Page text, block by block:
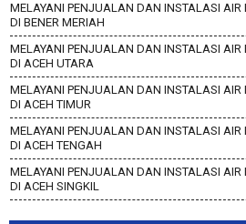
MELAYANI PENJUALAN DAN INSTALASI AIR
DI BENER MERIAH
MELAYANI PENJUALAN DAN INSTALASI AIR
DI ACEH UTARA
MELAYANI PENJUALAN DAN INSTALASI AIR
DI ACEH TIMUR
MELAYANI PENJUALAN DAN INSTALASI AIR
DI ACEH TENGAH
MELAYANI PENJUALAN DAN INSTALASI AIR
DI ACEH SINGKIL